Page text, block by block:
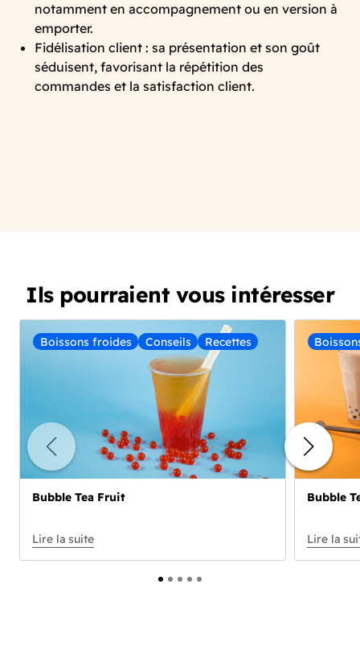
notamment en accompagnement ou en version à
emporter.
Fidélisation client : sa présentation et son goût
séduisent, favorisant la répétition des
commandes et la satisfaction client.
Ils pourraient vous intéresser
Boissons froides Conseils Recettes
Bubble Tea Fruit Bubble